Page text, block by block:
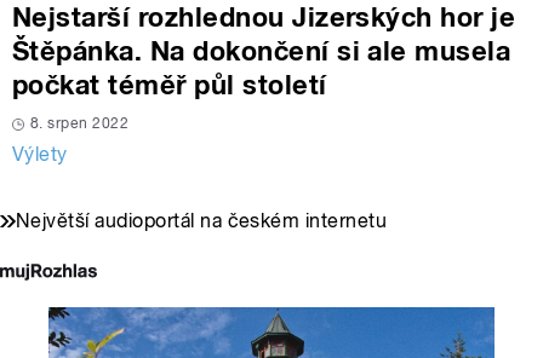
Nejstarší rozhlednou Jizerských hor je
Štěpánka. Na dokončení si ale musela
počkat téměř půl století
8. srpen 2022
Výlety
Největší audioportál na českém internetu